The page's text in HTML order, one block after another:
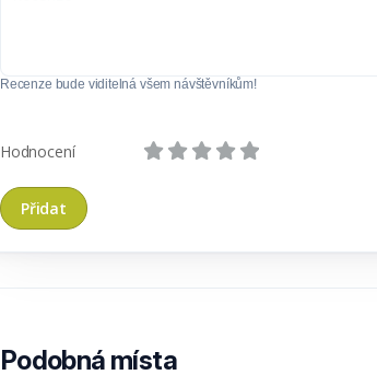
Recenze bude viditelná všem návštěvníkům!
Hodnocení
Podobná místa